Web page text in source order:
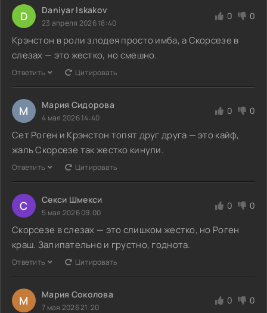
D Daniyar Iskakov
23 апреля 2026 18:40
0 0
Крэнстон в роли злодея просто имба, а Скорсезе в
слезах — это жестко, но смешно.
Ответить Цитировать
М Мария Сидорова
4 мая 2026 14:40
0 0
Сет Роген и Крэнстон топят друг друга — это кайф,
жаль Скорсезе так жестко кинули.
Ответить Цитировать
С Секси Шмекси
5 мая 2026 09:00
0 0
Скорсезе в слезах — это слишком жестко, но Роген
краш. Залипательно и грустно, годнота.
Ответить Цитировать
М Мария Соколова
7 мая 2026 21:20
0 0